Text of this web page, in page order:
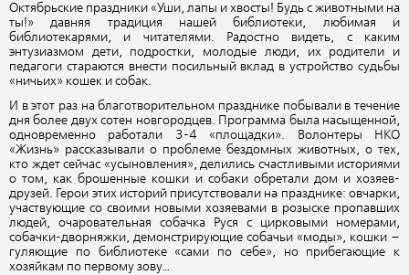
Октябрьские праздники «Уши, лапы и хвосты! Будь с животными на
ты!» давняя традиция нашей библиотеки, любимая и
библиотекарями, и читателями. Радостно видеть, с каким
энтузиазмом дети, подростки, молодые люди, их родители и
педагоги стараются внести посильный вклад в устройство судьбы
«ничьих» кошек и собак.
И в этот раз на благотворительном празднике побывали в течение
дня более двух сотен новгородцев. Программа была насыщенной,
одновременно работали 3-4 «площадки». Волонтеры НКО
«Жизнь» рассказывали о проблеме бездомных животных, о тех,
кто ждет сейчас «усыновления», делились счастливыми историями
о том, как брошенные кошки и собаки обретали дом и хозяев-
друзей. Герои этих историй присутствовали на празднике: овчарки,
участвующие со своими новыми хозяевами в розыске пропавших
людей, очаровательная собачка Руся с цирковыми номерами,
собачки-дворняжки, демонстрирующие собачьи «моды», кошки –
гуляющие по библиотеке «сами по себе», но прибегающие к
хозяйкам по первому зову…